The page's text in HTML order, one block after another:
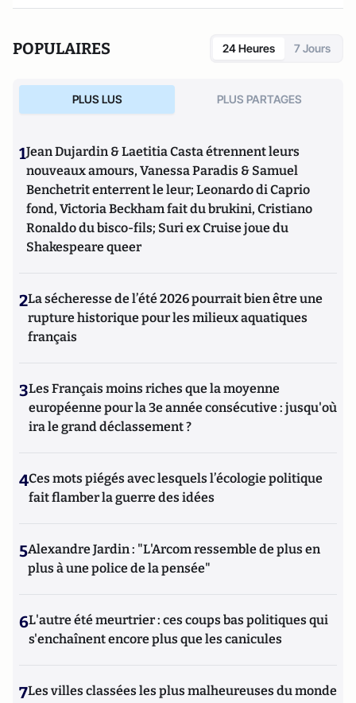
POPULAIRES 24 Heures 7 Jours
PLUS LUS PLUS PARTAGES
1Jean Dujardin & Laetitia Casta étrennent leurs
nouveaux amours, Vanessa Paradis & Samuel
Benchetrit enterrent le leur; Leonardo di Caprio
fond, Victoria Beckham fait du brukini, Cristiano
Ronaldo du bisco-fils; Suri ex Cruise joue du
Shakespeare queer
2La sécheresse de l’été 2026 pourrait bien être une
rupture historique pour les milieux aquatiques
français
3Les Français moins riches que la moyenne
européenne pour la 3e année consécutive : jusqu'où
ira le grand déclassement ?
4Ces mots piégés avec lesquels l’écologie politique
fait flamber la guerre des idées
5Alexandre Jardin : "L'Arcom ressemble de plus en
plus à une police de la pensée"
6L'autre été meurtrier : ces coups bas politiques qui
s'enchaînent encore plus que les canicules
7Les villes classées les plus malheureuses du monde